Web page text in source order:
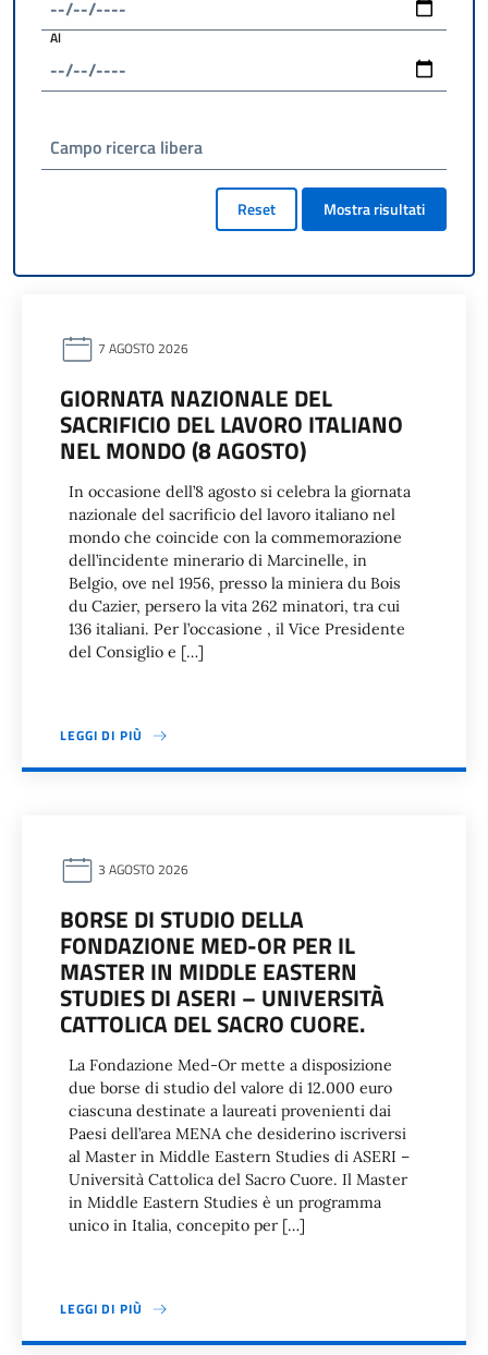
Al
Campo ricerca libera
Reset Mostra risultati
7 AGOSTO 2026
GIORNATA NAZIONALE DEL
SACRIFICIO DEL LAVORO ITALIANO
NEL MONDO (8 AGOSTO)
In occasione dell’8 agosto si celebra la giornata
nazionale del sacrificio del lavoro italiano nel
mondo che coincide con la commemorazione
dell’incidente minerario di Marcinelle, in
Belgio, ove nel 1956, presso la miniera du Bois
du Cazier, persero la vita 262 minatori, tra cui
136 italiani. Per l’occasione , il Vice Presidente
del Consiglio e […]
LEGGI DI PIÙ
3 AGOSTO 2026
BORSE DI STUDIO DELLA
FONDAZIONE MED-OR PER IL
MASTER IN MIDDLE EASTERN
STUDIES DI ASERI – UNIVERSITÀ
CATTOLICA DEL SACRO CUORE.
La Fondazione Med-Or mette a disposizione
due borse di studio del valore di 12.000 euro
ciascuna destinate a laureati provenienti dai
Paesi dell’area MENA che desiderino iscriversi
al Master in Middle Eastern Studies di ASERI –
Università Cattolica del Sacro Cuore. Il Master
in Middle Eastern Studies è un programma
unico in Italia, concepito per […]
LEGGI DI PIÙ